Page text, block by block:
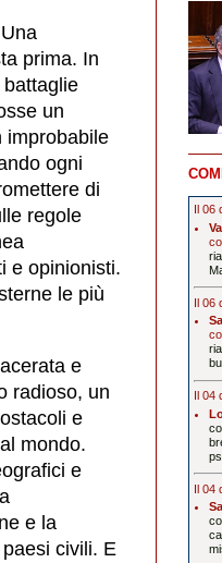
prima. In
un
improbabile
ogni
di
regole
e opinionisti.
le più
e
radioso, un
e
mondo.
e
e la
civili. E
Il 06
Il 06
Il 04
Il 04